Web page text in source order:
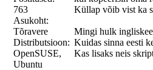
763
Asukoht:
Tõravere
Distributsioon:
OpenSUSE,
Ubuntu
Küllap võib vist ka
Mingi hulk
Kuidas sinna eesti
Kas lisaks neis